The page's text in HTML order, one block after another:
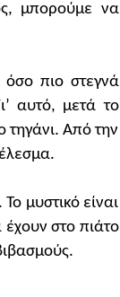
μπορούμε να
πιο στεγνά
αυτό, μετά το
τηγάνι. Από την
μυστικό είναι
στο πιάτο